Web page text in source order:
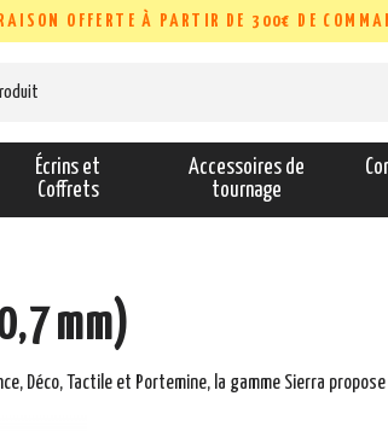
OFFERTE À PARTIR DE 300€ DE
Écrins et
Coffrets
Accessoires de
tournage
mm)
Déco, Tactile et Portemine, la gamme Sierra